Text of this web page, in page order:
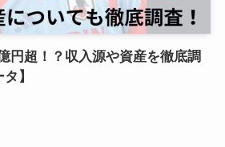
円超！？収入源や資産を徹底調
】